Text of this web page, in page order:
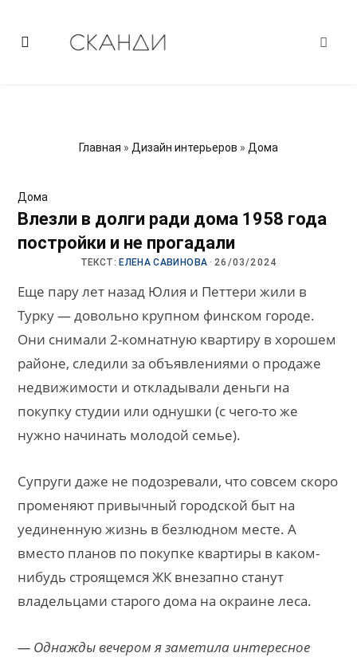
Главная » Дизайн интерьеров » Дома
Дома
Влезли в долги ради дома 1958 года
постройки и не прогадали
ТЕКСТ: ЕЛЕНА САВИНОВА ·26/03/2024
Еще пару лет назад Юлия и Петтери жили в
Турку — довольно крупном финском городе.
Они снимали 2-комнатную квартиру в хорошем
районе, следили за объявлениями о продаже
недвижимости и откладывали деньги на
покупку студии или однушки (с чего-то же
нужно начинать молодой семье).
Супруги даже не подозревали, что совсем скоро
променяют привычный городской быт на
уединенную жизнь в безлюдном месте. А
вместо планов по покупке квартиры в каком-
нибудь строящемся ЖК внезапно станут
владельцами старого дома на окраине леса.
— Однажды вечером я заметила интересное